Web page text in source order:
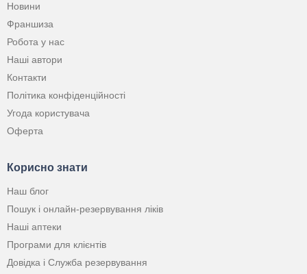
Новини
Франшиза
Робота у нас
Наші автори
Контакти
Політика конфіденційності
Угода користувача
Оферта
Корисно знати
Наш блог
Пошук і онлайн-резервування ліків
Наші аптеки
Програми для клієнтів
Довідка і Служба резервування